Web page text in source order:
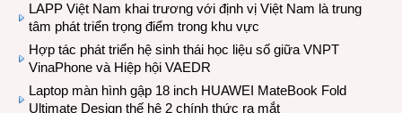
LAPP Việt Nam khai trương với định vị Việt Nam là trung
tâm phát triển trọng điểm trong khu vực
Hợp tác phát triển hệ sinh thái học liệu số giữa VNPT
VinaPhone và Hiệp hội VAEDR
Laptop màn hình gập 18 inch HUAWEI MateBook Fold
Ultimate Design thế hệ 2 chính thức ra mắt